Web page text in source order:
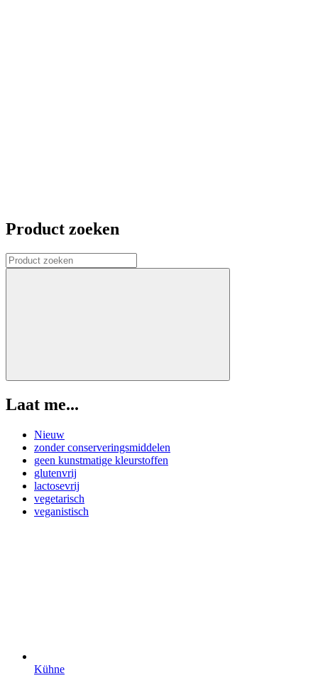
Product zoeken
Laat me...
Nieuw
zonder conserveringsmiddelen
geen kunstmatige kleurstoffen
glutenvrij
lactosevrij
vegetarisch
veganistisch
Kühne